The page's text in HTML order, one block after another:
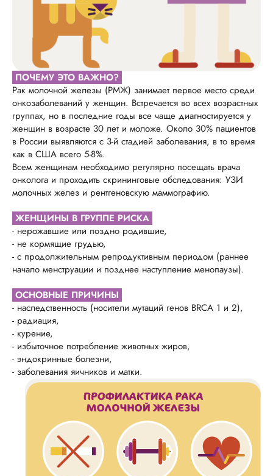
ПОЧЕМУ ЭТО ВАЖНО?
Рак молочной железы (РМЖ) занимает первое место среди
онкозаболеваний у женщин. Встречается во всех возрастных
группах, но в последние годы все чаще диагностируется у
женщин в возрасте 30 лет и моложе. Около 30% пациентов
в России выявляются с 3-й стадией заболевания, в то время
как в США всего 5-8%.
Всем женщинам необходимо регулярно посещать врача
онколога и проходить скрининговые обследования: УЗИ
молочных желез и рентгеновскую маммографию.
ЖЕНЩИНЫ В ГРУППЕ РИСКА
- нерожавшие или поздно родившие,
- не кормящие грудью,
- с продолжительным репродуктивным периодом (раннее
начало менструации и позднее наступление менопаузы).
ОСНОВНЫЕ ПРИЧИНЫ
- наследственность (носители мутаций генов BRCA 1 и 2),
- радиация,
- курение,
- избыточное потребление животных жиров,
- эндокринные болезни,
- заболевания яичников и матки.